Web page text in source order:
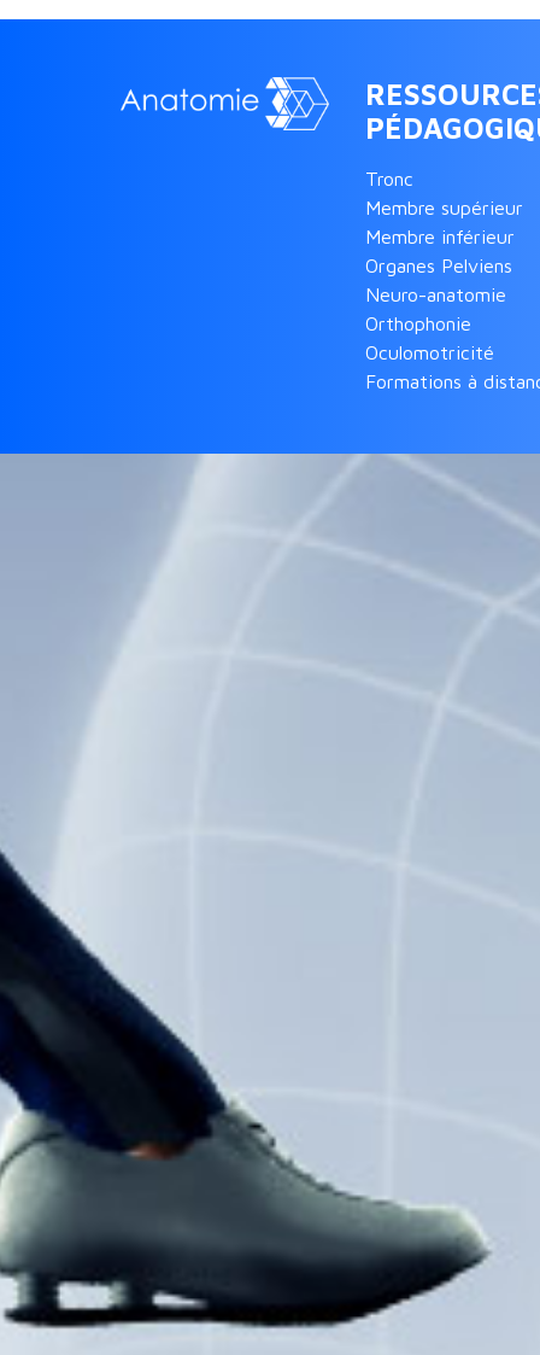
Tronc
Membre supérieur
Membre inférieur
Organes Pelviens
Neuro-anatomie
Orthophonie
Oculomotricité
Formations à